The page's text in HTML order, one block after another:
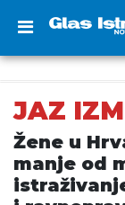
JAZ
Žene u
manje od